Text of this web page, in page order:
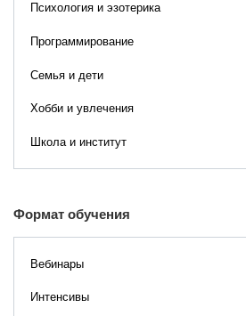
Психология и эзотерика
Программирование
Семья и дети
Хобби и увлечения
Школа и институт
Формат обучения
Вебинары
Интенсивы